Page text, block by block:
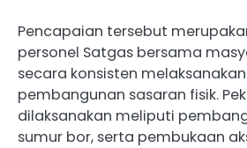
Pencapaian tersebut
personel Satgas bersama
secara konsisten
pembangunan sasaran fisik.
dilaksanakan meliputi
sumur bor, serta pembukaan